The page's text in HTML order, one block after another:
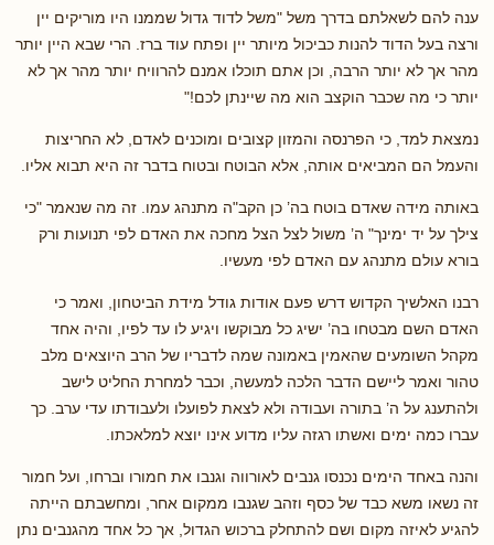
ענה להם לשאלתם בדרך משל "משל לדוד גדול שממנו היו מוריקים יין
ורצה בעל הדוד להנות כביכול מיותר יין ופתח עוד ברז. הרי שבא היין יותר
מהר אך לא יותר הרבה, וכן אתם תוכלו אמנם להרוויח יותר מהר אך לא
יותר כי מה שכבר הוקצב הוא מה שיינתן לכם!"
נמצאת למד, כי הפרנסה והמזון קצובים ומוכנים לאדם, לא החריצות
והעמל הם המביאים אותה, אלא הבוטח ובטוח בדבר זה היא תבוא אליו.
באותה מידה שאדם בוטח בה’ כן הקב"ה מתנהג עמו. זה מה שנאמר "כי
צילך על יד ימינך" ה’ משול לצל הצל מחכה את האדם לפי תנועות ורק
בורא עולם מתנהג עם האדם לפי מעשיו.
רבנו האלשיך הקדוש דרש פעם אודות גודל מידת הביטחון, ואמר כי
האדם השם מבטחו בה’ ישיג כל מבוקשו ויגיע לו עד לפיו, והיה אחד
מקהל השומעים שהאמין באמונה שמה לדבריו של הרב היוצאים מלב
טהור ואמר ליישם הדבר הלכה למעשה, וכבר למחרת החליט לישב
ולהתענג על ה’ בתורה ועבודה ולא לצאת לפועלו ולעבודתו עדי ערב. כך
עברו כמה ימים ואשתו רגזה עליו מדוע אינו יוצא למלאכתו.
והנה באחד הימים נכנסו גנבים לאורווה וגנבו את חמורו וברחו, ועל חמור
זה נשאו משא כבד של כסף וזהב שגנבו ממקום אחר, ומחשבתם הייתה
להגיע לאיזה מקום ושם להתחלק ברכוש הגדול, אך כל אחד מהגנבים נתן